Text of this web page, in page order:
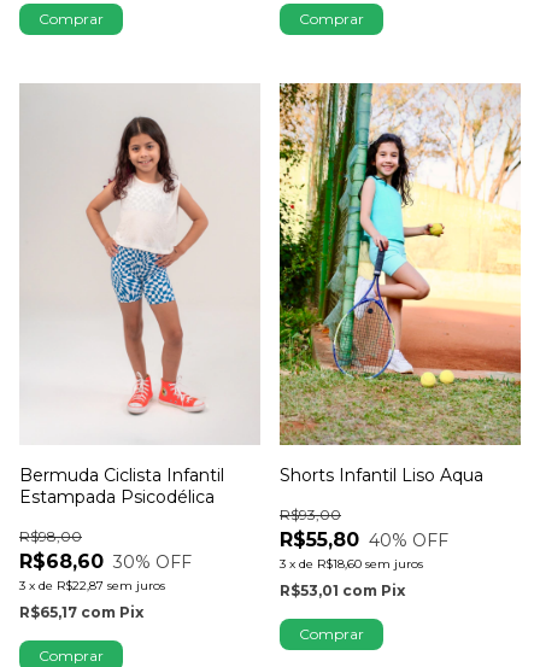
Comprar Comprar
Bermuda Ciclista Infantil
Estampada Psicodélica
R$68,60
R$98,00
30% OFF
3 x de R$22,87 sem juros
R$65,17 com Pix
Comprar
Shorts Infantil Liso Aqua
R$55,80
R$93,00
40% OFF
3 x de R$18,60 sem juros
R$53,01 com Pix
Comprar